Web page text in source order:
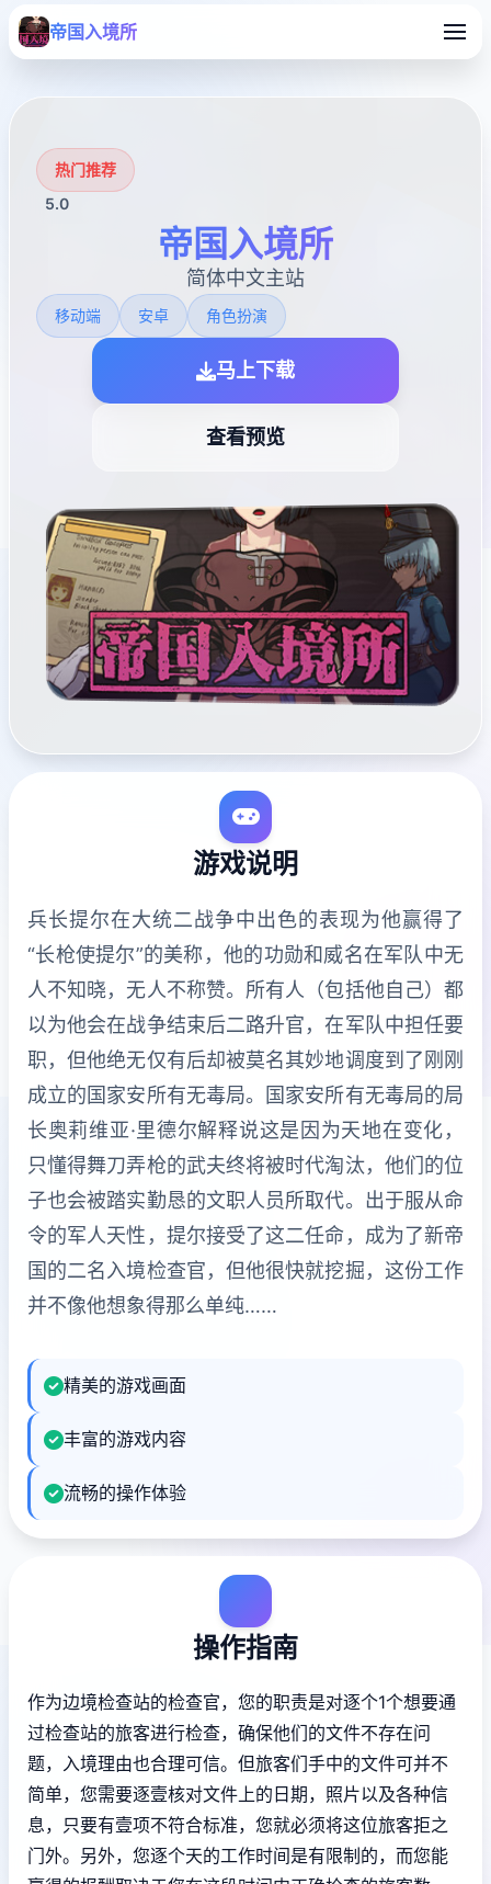
帝国入境所
热门推荐
5.0
帝国入境所
简体中文主站
移动端 安卓 角色扮演
马上下载
查看预览
游戏说明
兵长提尔在大统二战争中出色的表现为他赢得了
“长枪使提尔”的美称，他的功勋和威名在军队中无
人不知晓，无人不称赞。所有人（包括他自己）都
以为他会在战争结束后二路升官，在军队中担任要
职，但他绝无仅有后却被莫名其妙地调度到了刚刚
成立的国家安所有无毒局。国家安所有无毒局的局
长奥莉维亚·里德尔解释说这是因为天地在变化，
只懂得舞刀弄枪的武夫终将被时代淘汰，他们的位
子也会被踏实勤恳的文职人员所取代。出于服从命
令的军人天性，提尔接受了这二任命，成为了新帝
国的二名入境检查官，但他很快就挖掘，这份工作
并不像他想象得那么单纯……
精美的游戏画面
丰富的游戏内容
流畅的操作体验
操作指南
作为边境检查站的检查官，您的职责是对逐个1个想要通
过检查站的旅客进行检查，确保他们的文件不存在问
题，入境理由也合理可信。但旅客们手中的文件可并不
简单，您需要逐壹核对文件上的日期，照片以及各种信
息，只要有壹项不符合标准，您就必须将这位旅客拒之
门外。另外，您逐个天的工作时间是有限制的，而您能